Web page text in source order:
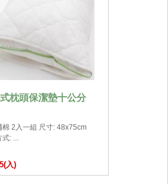
枕頭保潔墊十公分
棉 2入一組 尺寸: 48x75cm
式: ...
入)